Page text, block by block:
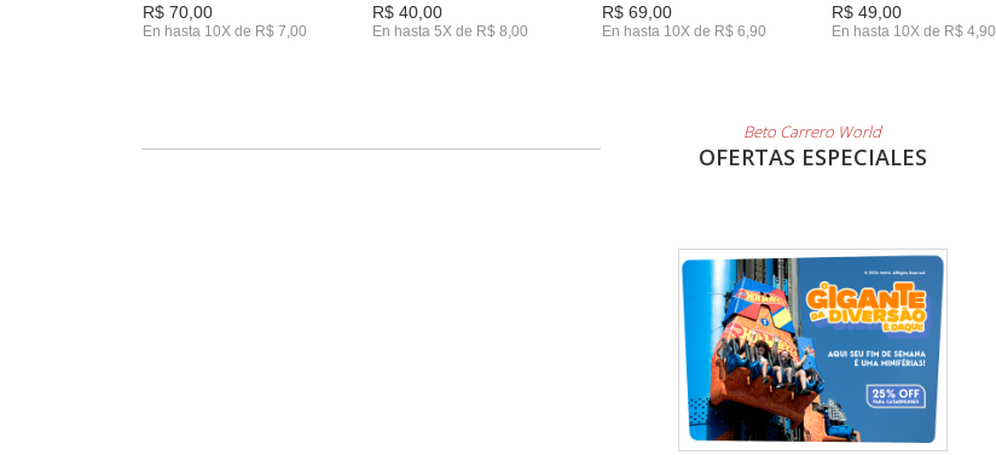
R$ 70,00
En hasta 10X de R$ 7,00
R$ 40,00
En hasta 5X de R$ 8,00
R$ 69,00
En hasta 10X de R$ 6,90
R$ 49,00
En hasta 10X de R$ 4,90
Beto Carrero World
OFERTAS ESPECIALES